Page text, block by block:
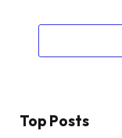
Top Posts